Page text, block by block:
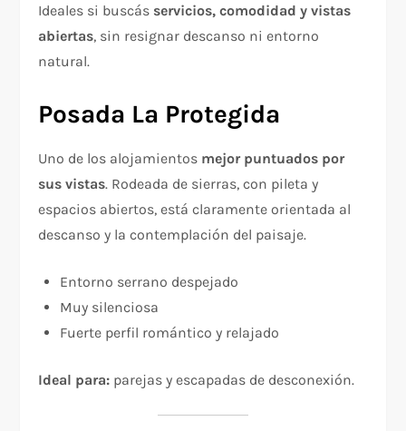
Ideales si buscás servicios, comodidad y vistas
abiertas, sin resignar descanso ni entorno
natural.
Posada La Protegida
Uno de los alojamientos mejor puntuados por
sus vistas. Rodeada de sierras, con pileta y
espacios abiertos, está claramente orientada al
descanso y la contemplación del paisaje.
Entorno serrano despejado
Muy silenciosa
Fuerte perfil romántico y relajado
Ideal para: parejas y escapadas de desconexión.